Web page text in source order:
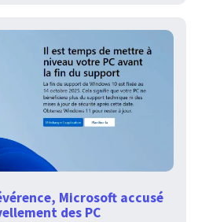
Microsoft accusé
des PC